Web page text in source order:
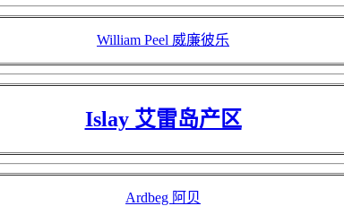
William Peel 威廉彼乐
Islay 艾雷岛产区
Ardbeg 阿贝